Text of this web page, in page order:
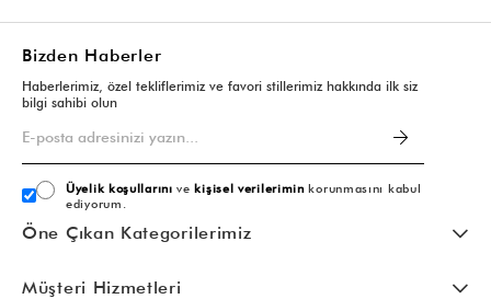
Bizden Haberler
Haberlerimiz, özel tekliflerimiz ve favori stillerimiz hakkında ilk siz
bilgi sahibi olun
Üyelik koşullarını vekişisel verileriminkorunmasını kabul
ediyorum.
Öne Çıkan Kategorilerimiz
Müşteri Hizmetleri